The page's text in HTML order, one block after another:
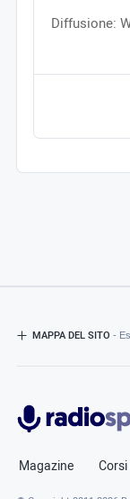
Diffusione:
MAPPA DEL SITO -
Magazine